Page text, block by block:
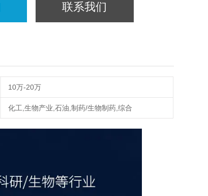
联系我们
10万-20万
化工,生物产业,石油,制药/生物制药,综合